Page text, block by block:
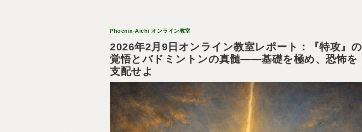
Phoenix-Aichi オンライン教室
2026年2月9日オンライン教室レポート：『特攻』の
覚悟とバドミントンの真髄――基礎を極め、恐怖を
支配せよ